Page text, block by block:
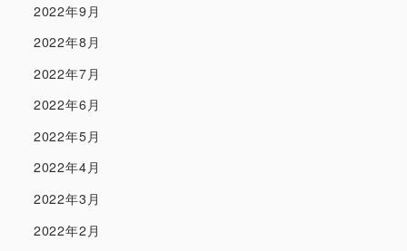
2022年9月
2022年8月
2022年7月
2022年6月
2022年5月
2022年4月
2022年3月
2022年2月